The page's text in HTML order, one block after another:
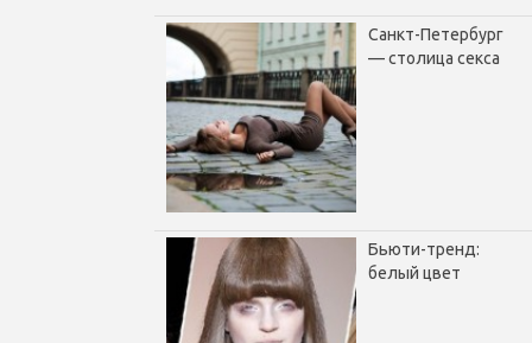
Санкт-Петербург
— столица секса
Бьюти-тренд:
белый цвет